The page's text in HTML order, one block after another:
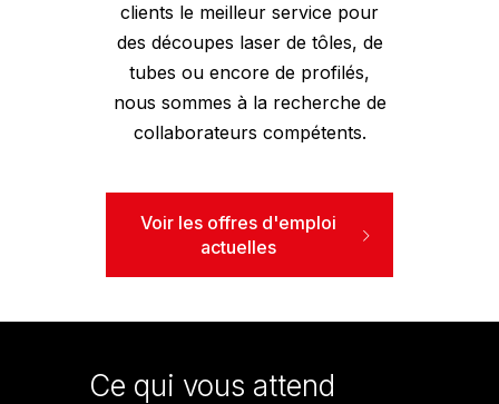
clients le meilleur service pour
des découpes laser de tôles, de
tubes ou encore de profilés,
nous sommes à la recherche de
collaborateurs compétents.
Voir les offres d'emploi
actuelles
Ce qui vous attend